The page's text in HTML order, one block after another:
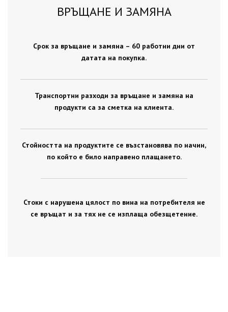
ВРЪЩАНЕ И ЗАМЯНА
Срок за връщане и замяна – 60 работни дни от
датата на покупка.
Транспортни разходи за връщане и замяна на
продукти са за сметка на клиента.
Стойността на продуктите се възстановява по начин,
по който е било направено плащането.
Стоки с нарушена цялост по вина на потребителя не
се връщат и за тях не се изплаща обезщетение.